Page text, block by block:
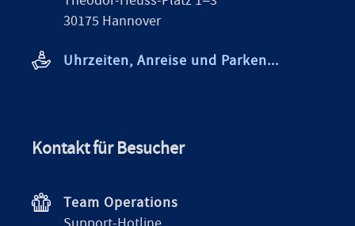
30175 Hannover
Uhrzeiten, Anreise und Parken...
Kontakt für Besucher
Team Operations